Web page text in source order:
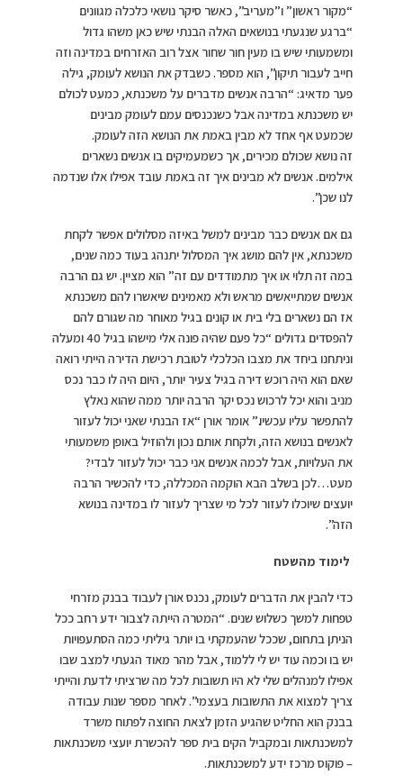
“מקור ראשון” ו”מעריב”, כאשר סיקר נושאי כלכלה מגוונים
“ברגע שנגעתי בנושאים האלה הבנתי שיש כאן משהו גדול
ומשמעותי שיש בו מעין חור שחור אצל רוב האזרחים במדינה וזה
חייב לעבור תיקון”, הוא מספר. כשבדק את הנושא לעומק, גילה
פער מדאיג: “הרבה אנשים מדברים על משכנתא, כמעט לכולם
יש משכנתא במדינה אבל כשנכנסים עמם לעומק מבינים
שכמעט אף אחד לא מבין באמת את הנושא הזה לעומק.
זה נושא שכולם מכירים, אך כשמעמיקים בו אנשים נשארים
אילמים. אנשים לא מבינים איך זה באמת עובד אפילו אלו שנדמה
לנו שכן”.
גם אם אנשים כבר מבינים למשל באיזה מסלולים אפשר לקחת
משכנתא, אין להם מושג איך המסלול יתנהג בעוד כמה שנים,
במה זה תלוי או איך מתמודדים עם זה” הוא מציין. יש גם הרבה
אנשים שמתייאשים מראש ולא מאמינים שיאשרו להם משכנתא
אז הם נשארים בלי בית או קונים בגיל מאוחר מה שגורם להם
להפסדים גדולים “כל פעם שהיה פונה אלי מישהו בגיל 40 ומעלה
וניתחנו ביחד את מצבו הכלכלי לטובת רכישת הדירה הייתי רואה
שאם הוא היה רוכש דירה בגיל צעיר יותר, היום היה לו כבר נכס
מניב והוא יכל לרכוש נכס יקר הרבה יותר ממה שהוא נאלץ
להתפשר עליו עכשיו.” אומר אורן “אז הבנתי שאני יכול לעזור
לאנשים בנושא הזה, ולקחת אותם נכון ולהוזיל באופן משמעותי
את העלויות, אבל לכמה אנשים אני כבר יכול לעזור לבדי?
מעט…לכן בשלב הבא הוקמה המכללה, כדי להכשיר הרבה
יועצים שיוכלו לעזור לכל מי שצריך לעזור לו במדינה בנושא
הזה”.
לימוד מהשטח
כדי להבין את הדברים לעומק, נכנס אורן לעבוד בבנק מזרחי
טפחות למשך כשלוש שנים. “המטרה הייתה לצבור ידע רחב ככל
הניתן בתחום, שככל שהעמקתי בו יותר גיליתי כמה הסתעפויות
יש בו וכמה עוד יש לי ללמוד, אבל מהר מאוד הגעתי למצב שבו
אפילו למנהלים שלי לא היו תשובות לכל מה שרציתי לדעת והייתי
צריך למצוא את התשובות בעצמי”. לאחר מספר שנות עבודה
בבנק הוא החליט שהגיע הזמן לצאת החוצה לפתוח משרד
למשכנתאות ובמקביל הקים בית ספר להכשרת יועצי משכנתאות
– פוקוס מרכז ידע למשכנתאות.